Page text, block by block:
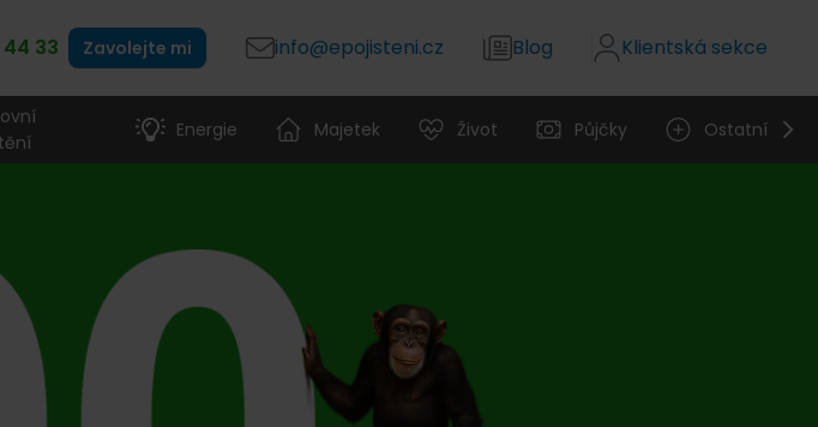
33 Zavolejte mi info@epojisteni.cz Blog Klientská sekce
Energie Majetek Život Půjčky Ostatní